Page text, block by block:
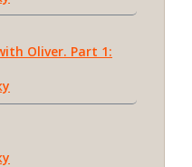
Oliver. Part 1: